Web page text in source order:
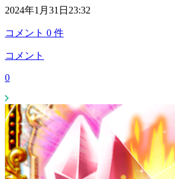
2024年1月31日23:32
コメント 0 件
コメント
0